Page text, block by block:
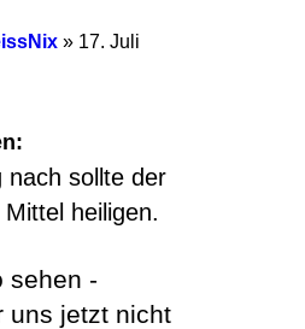
» 17. Juli
nach sollte der
heiligen.
sehen -
uns jetzt nicht